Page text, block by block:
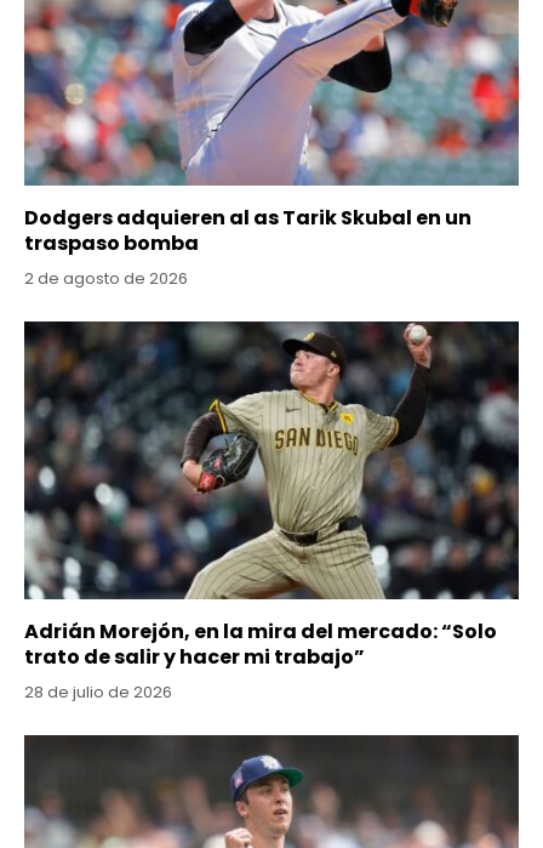
Dodgers adquieren al as Tarik Skubal en un
traspaso bomba
2 de agosto de 2026
Adrián Morejón, en la mira del mercado: “Solo
trato de salir y hacer mi trabajo”
28 de julio de 2026